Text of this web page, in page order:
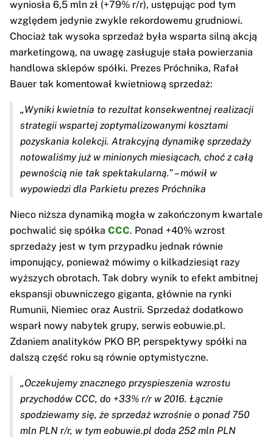
wyniosła 6,5 mln zł (+79% r/r), ustępując pod tym
względem jedynie zwykle rekordowemu grudniowi.
Chociaż tak wysoka sprzedaż była wsparta silną akcją
marketingową, na uwagę zasługuje stała powierzania
handlowa sklepów spółki. Prezes Próchnika, Rafał
Bauer tak komentował kwietniową sprzedaż:
„Wyniki kwietnia to rezultat konsekwentnej realizacji
strategii wspartej zoptymalizowanymi kosztami
pozyskania kolekcji. Atrakcyjną dynamikę sprzedaży
notowaliśmy już w minionych miesiącach, choć z całą
pewnością nie tak spektakularną.” – mówił w
wypowiedzi dla Parkietu prezes Próchnika
Nieco niższa dynamiką mogła w zakończonym kwartale
pochwalić się spółka CCC. Ponad +40% wzrost
sprzedaży jest w tym przypadku jednak równie
imponujący, ponieważ mówimy o kilkadziesiąt razy
wyższych obrotach. Tak dobry wynik to efekt ambitnej
ekspansji obuwniczego giganta, głównie na rynki
Rumunii, Niemiec oraz Austrii. Sprzedaż dodatkowo
wsparł nowy nabytek grupy, serwis eobuwie.pl.
Zdaniem analityków PKO BP, perspektywy spółki na
dalszą część roku są równie optymistyczne.
„Oczekujemy znacznego przyspieszenia wzrostu
przychodów CCC, do +33% r/r w 2016. Łącznie
spodziewamy się, że sprzedaż wzrośnie o ponad 750
mln PLN r/r, w tym eobuwie.pl doda 252 mln PLN